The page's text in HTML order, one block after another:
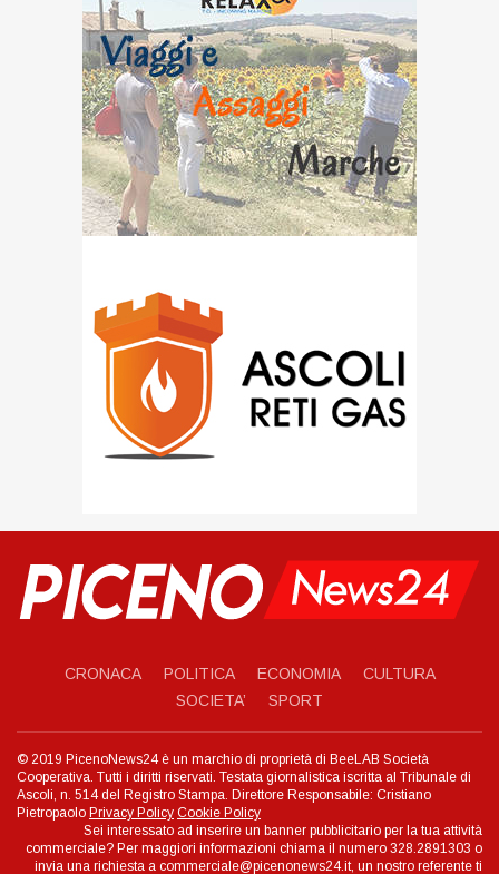
CRONACA POLITICA ECONOMIA
CULTURA
SOCIETA’
SPORT
© 2019 PicenoNews24 è un marchio di proprietà di BeeLAB Società
Cooperativa. Tutti i diritti riservati. Testata giornalistica iscritta al Tribunale di
Ascoli, n. 514 del Registro Stampa. Direttore Responsabile: Cristiano
Pietropaolo Privacy Policy Cookie Policy
Sei interessato ad inserire un banner pubblicitario per la tua attività
commerciale? Per maggiori informazioni chiama il numero 328.2891303 o
invia una richiesta a commerciale@picenonews24.it, un nostro referente ti